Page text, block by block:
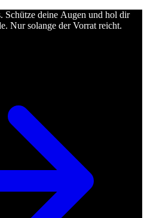
Schütze deine Augen und hol dir
Nur solange der Vorrat reicht.